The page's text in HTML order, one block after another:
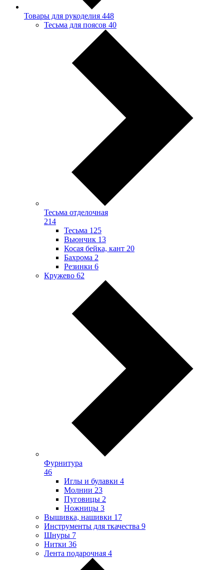
Товары для рукоделия 448
Тесьма для поясов 40
Тесьма отделочная
214
Тесьма 125
Вьюнчик 13
Косая бейка, кант 20
Бахрома 2
Резинки 6
Кружево 62
Фурнитура
46
Иглы и булавки 4
Молнии 23
Пуговицы 2
Ножницы 3
Вышивка, нашивки 17
Инструменты для ткачества 9
Шнуры 7
Нитки 36
Лента подарочная 4